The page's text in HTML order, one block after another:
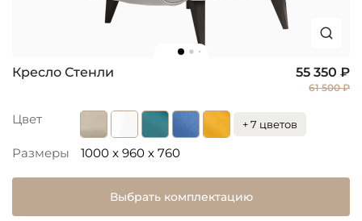
Кресло Стенли 55 350 ₽
61 500 ₽
Цвет + 7 цветов
Размеры 1000 x 960 x 760
Выбрать комплектацию